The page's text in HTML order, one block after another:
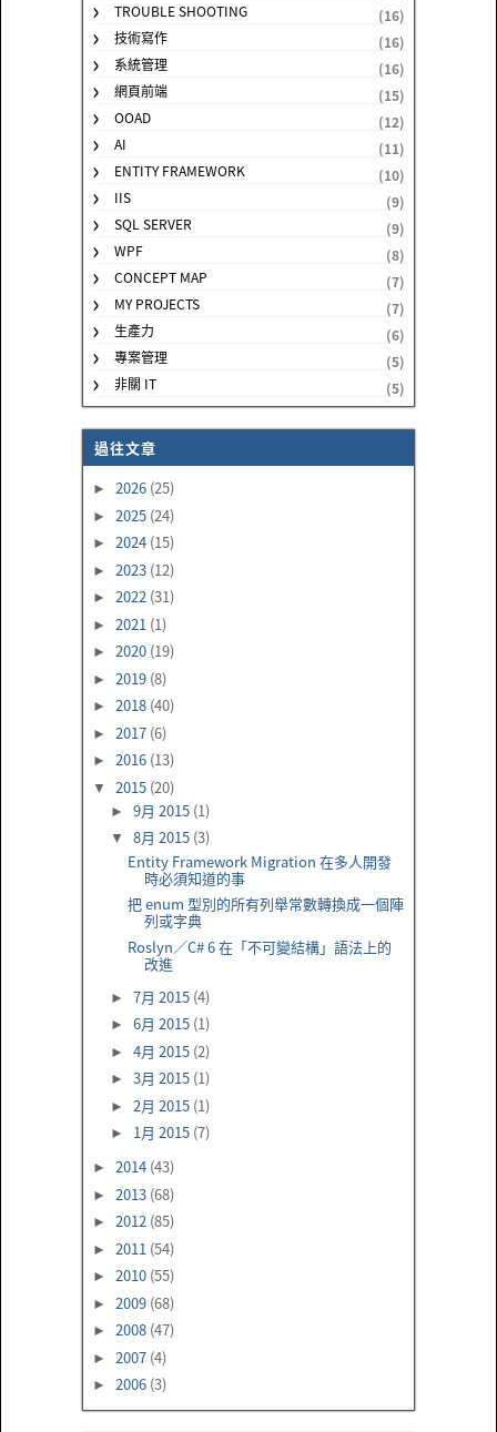
TROUBLE SHOOTING
(16)
技術寫作
(16)
系統管理
(16)
網頁前端
(15)
OOAD
(12)
AI
(11)
ENTITY FRAMEWORK
(10)
IIS
(9)
SQL SERVER
(9)
WPF
(8)
CONCEPT MAP
(7)
MY PROJECTS
(7)
生產力
(6)
專案管理
(5)
非關 IT
(5)
過往文章
► 2026 (25)
► 2025 (24)
► 2024 (15)
► 2023 (12)
► 2022 (31)
► 2021 (1)
► 2020 (19)
► 2019 (8)
► 2018 (40)
► 2017 (6)
► 2016 (13)
▼ 2015 (20)
► 9月 2015 (1)
▼ 8月 2015 (3)
Entity Framework Migration 在多人開發
時必須知道的事
把 enum 型別的所有列舉常數轉換成一個陣
列或字典
Roslyn／C# 6 在「不可變結構」語法上的
改進
► 7月 2015 (4)
► 6月 2015 (1)
► 4月 2015 (2)
► 3月 2015 (1)
► 2月 2015 (1)
► 1月 2015 (7)
► 2014 (43)
► 2013 (68)
► 2012 (85)
► 2011 (54)
► 2010 (55)
► 2009 (68)
► 2008 (47)
► 2007 (4)
► 2006 (3)